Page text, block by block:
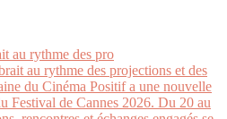
au rythme des pro